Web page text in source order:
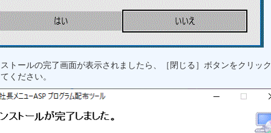
トールの完了画面が表示されましたら、［閉じる］ボタンをクリッ
ください。